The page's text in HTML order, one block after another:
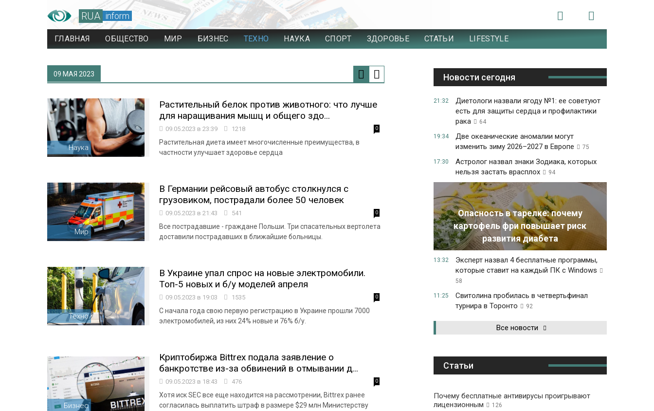
RUA inform
ГЛАВНАЯ ОБЩЕСТВО МИР БИЗНЕС ТЕХНО НАУКА СПОРТ ЗДОРОВЬЕ СТАТЬИ LIFESTYLE
09 МАЯ 2023
Наука
Растительный белок против животного: что лучше
для наращивания мышц и общего здо...
09.05.2023 в 23:39 1218 0
Растительная диета имеет многочисленные преимущества, в
частности улучшает здоровье сердца
Мир
В Германии рейсовый автобус столкнулся с
грузовиком, пострадали более 50 человек
09.05.2023 в 21:43 541 0
Все пострадавшие - граждане Польши. Три спасательных вертолета
доставили пострадавших в ближайшие больницы.
Техно
В Украине упал спрос на новые электромобили.
Топ-5 новых и б/у моделей апреля
09.05.2023 в 19:03 1535 0
С начала года свою первую регистрацию в Украине прошли 7000
электромобилей, из них 24% новые и 76% б/у.
Бизнес
Криптобиржа Bittrex подала заявление о
банкротстве из-за обвинений в отмывании д...
09.05.2023 в 18:43 476 0
Хотя иск SEC все еще находится на рассмотрении, Bittrex ранее
согласилась выплатить штраф в размере $29 млн Министерству
Новости сегодня
21:32
Диетологи назвали ягоду №1: ее советуют
есть для защиты сердца и профилактики
рака
64
19:34
Две океанические аномалии могут
изменить зиму 2026–2027 в Европе
75
17:30
Астролог назвал знаки Зодиака, которых
нельзя застать врасплох
94
Опасность в тарелке: почему
картофель фри повышает риск
развития диабета
13:32
Эксперт назвал 4 бесплатные программы,
которые ставит на каждый ПК с Windows
58
11:25
Свитолина пробилась в четвертьфинал
турнира в Торонто
92
Все новости
Статьи
Почему бесплатные антивирусы проигрывают
лицензионным
126